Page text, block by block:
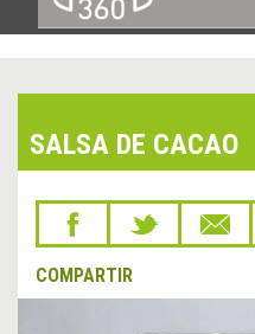
SALSA DE CACAO
COMPARTIR